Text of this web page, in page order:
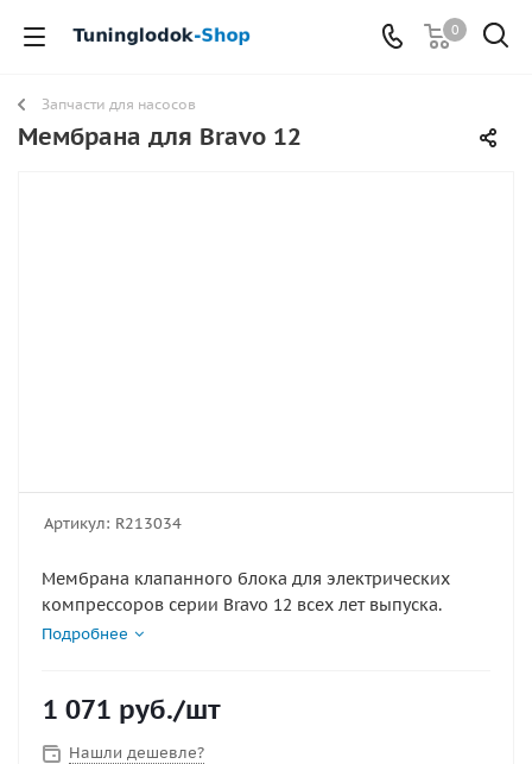
0
Запчасти для насосов
Мембрана для Bravo 12
Артикул: R213034
Мембрана клапанного блока для электрических
компрессоров серии Bravo 12 всех лет выпуска.
Подробнее
1 071 руб./шт
Нашли дешевле?